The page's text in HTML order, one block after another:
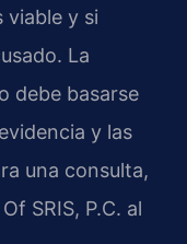
viable y si
La
debe basarse
y las
una consulta,
SRIS, P.C. al